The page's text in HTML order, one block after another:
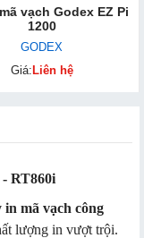
vạch Godex EZ Pi
1200
GODEX
Giá: Liên hệ
RT860i
in mã vạch công
lượng in vượt trội.